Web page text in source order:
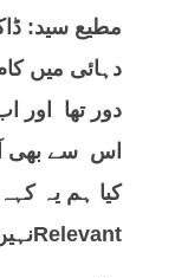
دہائی میں
دور تھا اور
اس سے بھی
کیا ہم یہ
Relevant